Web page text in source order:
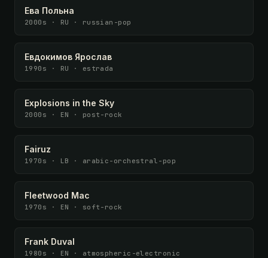
Ева Польна
2000s · RU · russian-pop
Евдокимов Ярослав
1990s · RU · estrada
Explosions in the Sky
2000s · EN · post-rock
Fairuz
1970s · LB · arabic-orchestral-pop
Fleetwood Mac
1970s · EN · soft-rock
Frank Duval
1980s · EN · atmospheric-electronic